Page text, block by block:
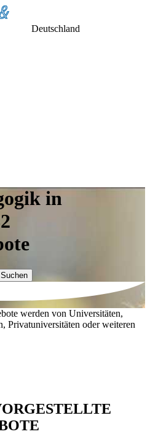
Deutschland
in
Suchen
werden von Universitäten,
Privatuniversitäten oder weiteren